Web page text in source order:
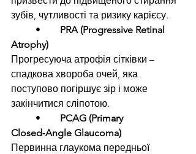
зубів, чутливості та ризику карієсу.
PRA (Progressive Retinal
Atrophy)
Прогресуюча атрофія сітківки –
спадкова хвороба очей, яка
поступово погіршує зір і може
закінчитися сліпотою.
PCAG (Primary
Closed‑Angle Glaucoma)
Первинна глаукома передньої